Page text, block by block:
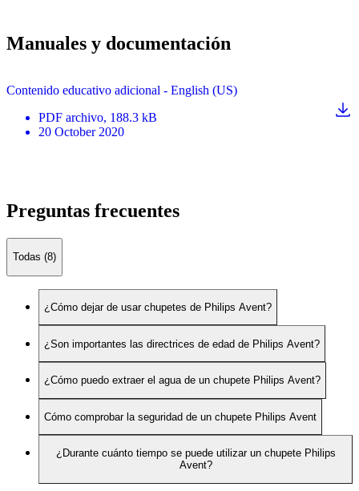
Manuales y documentación
Contenido educativo adicional - English (US)
PDF archivo, 188.3 kB
20 October 2020
Preguntas frecuentes
Todas (8)
¿Cómo dejar de usar chupetes de Philips Avent?
¿Son importantes las directrices de edad de Philips Avent?
¿Cómo puedo extraer el agua de un chupete Philips Avent?
Cómo comprobar la seguridad de un chupete Philips Avent
¿Durante cuánto tiempo se puede utilizar un chupete Philips
Avent?